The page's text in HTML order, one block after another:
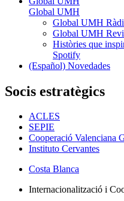
Global UMH
Global UMH
Global UMH
Històries que
Spotify
(Español) Novedades
Socis estratègics
ACLES
SEPIE
Cooperació Valenciana
Instituto Cervantes
Costa Blanca
Internacionalització i